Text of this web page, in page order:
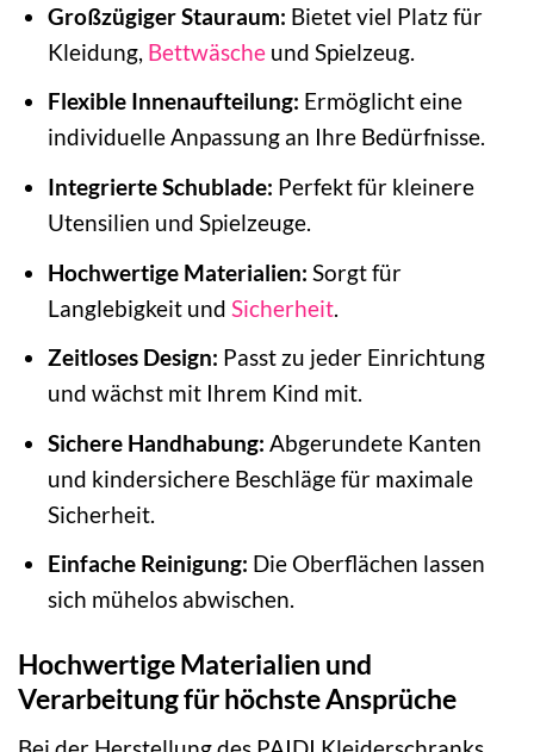
Großzügiger Stauraum: Bietet viel Platz für
Kleidung, Bettwäscheund Spielzeug.
Flexible Innenaufteilung: Ermöglicht eine
individuelle Anpassung an Ihre Bedürfnisse.
Integrierte Schublade: Perfekt für kleinere
Utensilien und Spielzeuge.
Hochwertige Materialien: Sorgt für
Langlebigkeit und Sicherheit.
Zeitloses Design: Passt zu jeder Einrichtung
und wächst mit Ihrem Kind mit.
Sichere Handhabung: Abgerundete Kanten
und kindersichere Beschläge für maximale
Sicherheit.
Einfache Reinigung: Die Oberflächen lassen
sich mühelos abwischen.
Hochwertige Materialien und
Verarbeitung für höchste Ansprüche